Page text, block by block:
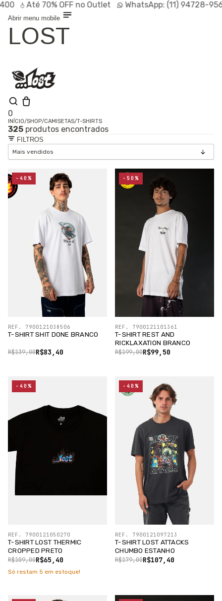
Até70% OFFno Outlet WhatsApp:(11) 94728-9569
Abrir menu mobile
LOST
0
Shop
Lançamentos
Linhas
Especiais
INÍCIO/SHOP/CAMISETAS/T-SHIRTS
325 produtos encontrados
FILTROS
T-SHIRT SHIT DONE BRANCO
R$83,40
R$139,00
REF. 7900121038506
-40%
T-SHIRT REST AND
RICKLAXATION BRANCO
R$99,50
R$199,00
REF. 7900121101361
-50%
T-SHIRT LOST THERMIC
CROPPED PRETO
R$65,40
R$109,00
REF. 7900121050270
-40%
Só restam 5 em estoque!
T-SHIRT LOST ATTACKS
CHUMBO ESTANHO
R$107,40
R$179,00
REF. 7900121097213
-40%